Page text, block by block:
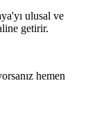
ulusal ve
getirir.
hemen